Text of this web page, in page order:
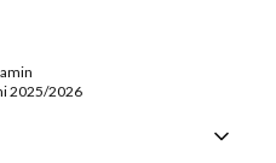
2025/2026